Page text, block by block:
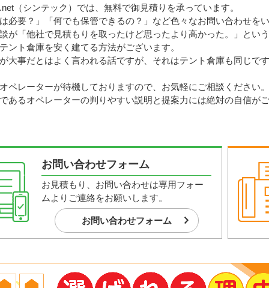
（シンテック）では、無料で御見積りを承っています。
必要？」「何でも保管できるの？」など色々なお問い合わせをい
が「他社で見積もりを取ったけど思ったより高かった。」という
ント倉庫を安く建てる方法がございます。
大事だとはよく言われる話ですが、それはテント倉庫も同じです
ペレーターが待機しておりますので、お気軽にご相談ください。
あるオペレーターの判りやすい説明と提案力には絶対の自信がご
お問い合わせフォーム
お見積もり、お問い合わせは専用フォー
ムよりご連絡をお願いします。
お問い合わせフォーム